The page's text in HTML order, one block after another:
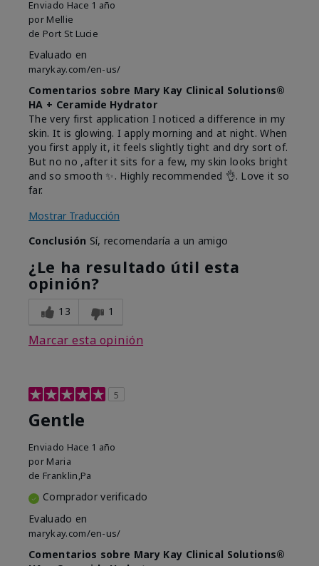
Enviado Hace 1 año
por Mellie
de Port St Lucie
Evaluado en
marykay.com/en-us/
Comentarios sobre Mary Kay Clinical Solutions®
HA + Ceramide Hydrator
The very first application I noticed a difference in my
skin. It is glowing. I apply morning and at night. When
you first apply it, it feels slightly tight and dry sort of.
But no no ,after it sits for a few, my skin looks bright
and so smooth ✨️. Highly recommended 👌. Love it so
far.
Mostrar Traducción
Conclusión Sí, recomendaría a un amigo
¿Le ha resultado útil esta
opinión?
13 1
Marcar esta opinión
5
Gentle
Enviado Hace 1 año
por Maria
de Franklin,Pa
Comprador verificado
Evaluado en
marykay.com/en-us/
Comentarios sobre Mary Kay Clinical Solutions®